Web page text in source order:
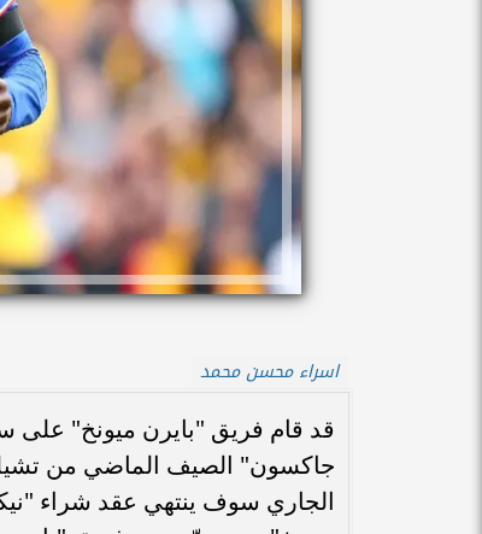
اسراء محسن محمد
قد قام فريق "بايرن ميونخ" على
جاكسون" الصيف الماضي من
الجاري سوف ينتهي عقد شراء